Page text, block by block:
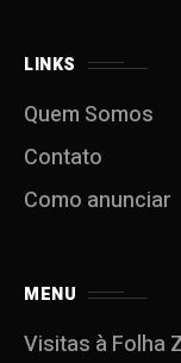
LINKS
Quem Somos
Contato
Como anunciar
MENU
Visitas à Folha